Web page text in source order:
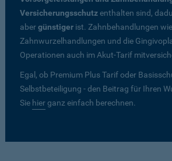
Versicherungsschutzenthalten sind,
abergünstiger ist. Zahnbehandlungen
Zahnwurzelhandlungen und die
Operationen auch im Akut-Tarif
Egal, ob Premium Plus Tarif oder
Selbstbeteiligung - den Beitrag für Ihren
Sie hierganz einfach berechnen.